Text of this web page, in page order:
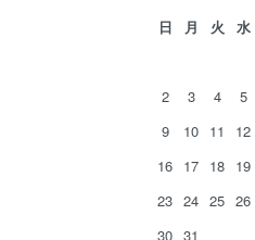
日 月 火 水
2
3 4 5
9
10 11 12
16 17 18 19
23 24 25 26
30 31